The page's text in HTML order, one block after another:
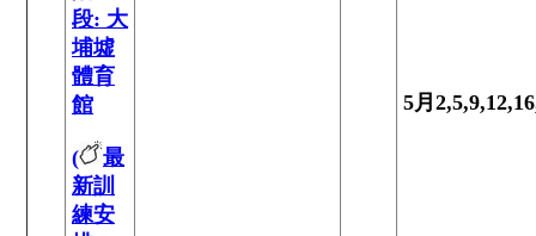
段: 大
埔墟
體育
館
(
最
新訓
練安
5月